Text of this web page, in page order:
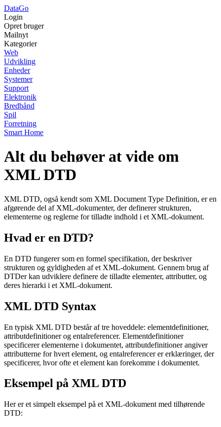
DataGo
Login
Opret bruger
Mailnyt
Kategorier
Web
Udvikling
Enheder
Systemer
Support
Elektronik
Bredbånd
Spil
Forretning
Smart Home
Alt du behøver at vide om
XML DTD
XML DTD, også kendt som XML Document Type Definition, er en
afgørende del af XML-dokumenter, der definerer strukturen,
elementerne og reglerne for tilladte indhold i et XML-dokument.
Hvad er en DTD?
En DTD fungerer som en formel specifikation, der beskriver
strukturen og gyldigheden af et XML-dokument. Gennem brug af
DTDer kan udviklere definere de tilladte elementer, attributter, og
deres hierarki i et XML-dokument.
XML DTD Syntax
En typisk XML DTD består af tre hoveddele: elementdefinitioner,
attributdefinitioner og entalreferencer. Elementdefinitioner
specificerer elementerne i dokumentet, attributdefinitioner angiver
attributterne for hvert element, og entalreferencer er erklæringer, der
specificerer, hvor ofte et element kan forekomme i dokumentet.
Eksempel på XML DTD
Her er et simpelt eksempel på et XML-dokument med tilhørende
DTD: